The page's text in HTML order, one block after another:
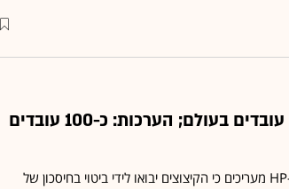
פיטורי ענק: HP תפטר 25,000 עובדים בעולם; הערכות: כ-100 עובדים
ב-HP מעריכים כי הקיצוצים יבואו לידי ביטוי בחיסכון של